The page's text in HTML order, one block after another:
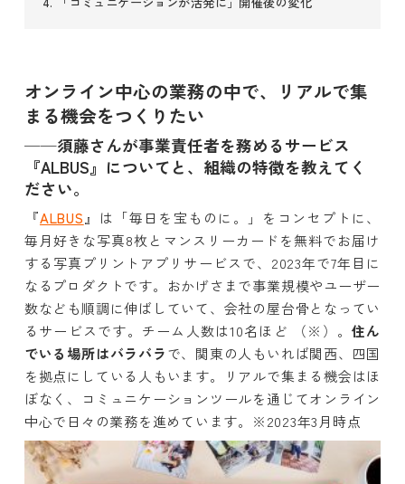
オンライン中心の業務の中で、リアルで集
まる機会をつくりたい
──須藤さんが事業責任者を務めるサービス
『ALBUS』についてと、組織の特徴を教えてく
ださい。
『ALBUS 』は「毎日を宝ものに。」をコンセプトに、
毎月好きな写真8枚とマンスリーカードを無料でお届け
する写真プリントアプリサービスで、2023年で7年目に
なるプロダクトです。おかげさまで事業規模やユーザー
数なども順調に伸ばしていて、会社の屋台骨となってい
るサービスです。チーム人数は10名ほど （※）。住ん
でいる場所はバラバラで、関東の人もいれば関西、四国
を拠点にしている人もいます。リアルで集まる機会はほ
ぼなく、コミュニケーションツールを通じてオンライン
中心で日々の業務を進めています。※2023年3月時点